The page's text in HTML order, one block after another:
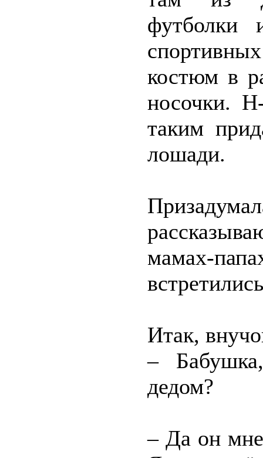
футболки
костюм в
носочки.
таким
лошади.
мамах-
Итак,
–
дедом?
– Да он